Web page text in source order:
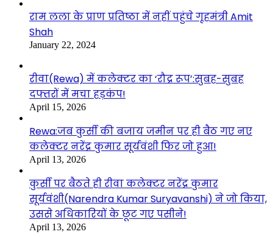
राम लला के प्राण प्रतिष्ठा में नहीं पहुंचे गृहमंत्री Amit
Shah
January 22, 2024
रीवा(Rewa) में कलेक्टर का ‘रौद्र रूप’:सुबह-सुबह
दफ्तरों में मचा हड़कंप!
April 15, 2026
Rewa:जब कुर्सी की बजाय जमीन पर ही बैठ गए नए
कलेक्टर नरेंद्र कुमार सूर्यवंशी फिर जो हुआ!
April 13, 2026
कुर्सी पर बैठते ही रीवा कलेक्टर नरेंद्र कुमार
सूर्यवंशी(Narendra Kumar Suryavanshi) ने जो किया,
उससे अधिकारियों के छूट गए पसीने!
April 13, 2026